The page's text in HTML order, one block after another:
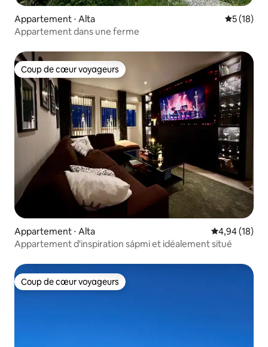
Appartement ⋅ Alta
5 (18)
Appartement dans une ferme
Coup de cœur voyageurs
Coup de cœur voyageurs
Appartement ⋅ Alta Évaluation
4,94 (18)
Appartement d'inspiration sápmi et idéalement situé
Coup de cœur voyageurs
Coup de cœur voyageurs